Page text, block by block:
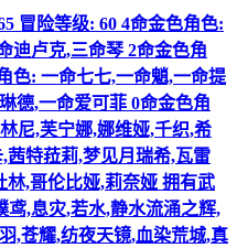
冒险等级: 60 4命金色角色:
迪卢克,三命琴 2命金色角
色: 一命七七,一命魈,一命提
德,一命爱可菲 0命金色角
尼,芙宁娜,娜维娅,千织,希
茜特菈莉,梦见月瑞希,瓦雷
林,哥伦比娅,莉奈娅 拥有武
鸢,息灾,若水,静水流涌之辉,
,苍耀,纺夜天镜,血染荒城,真